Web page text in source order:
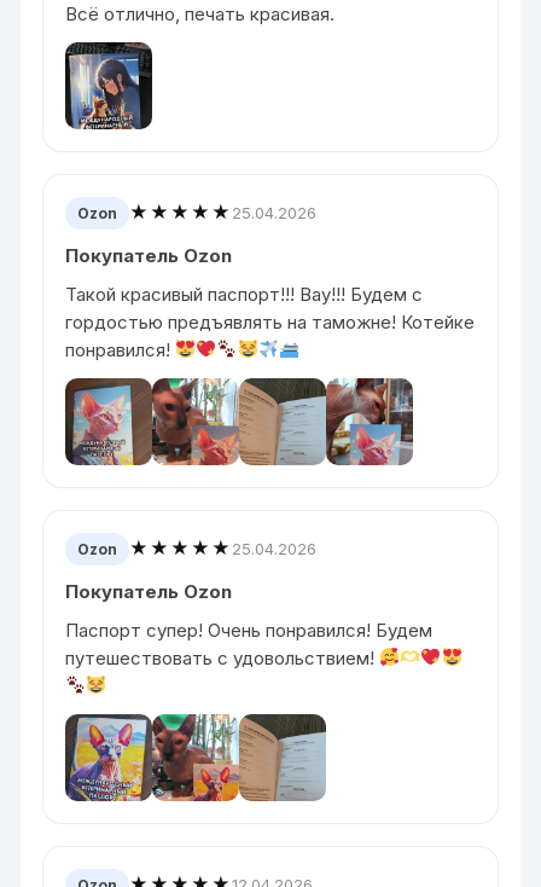
Всё отлично, печать красивая.
Ozon ★★★★★ 25.04.2026
Покупатель Ozon
Такой красивый паспорт!!! Вау!!! Будем с
гордостью предъявлять на таможне! Котейке
понравился!
Ozon ★★★★★ 25.04.2026
Покупатель Ozon
Паспорт супер! Очень понравился! Будем
путешествовать с удовольствием!